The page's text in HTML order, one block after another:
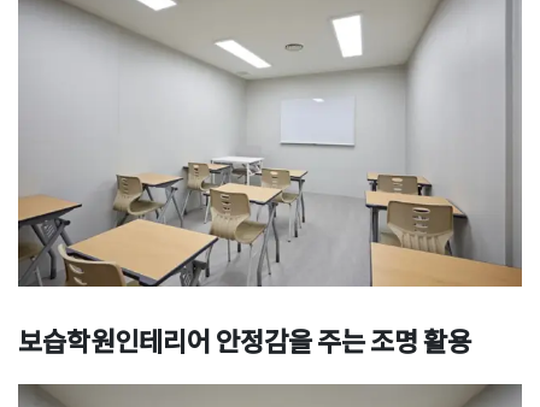
보습학원인테리어 안정감을 주는 조명 활용